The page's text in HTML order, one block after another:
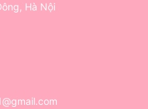
Hà Nội